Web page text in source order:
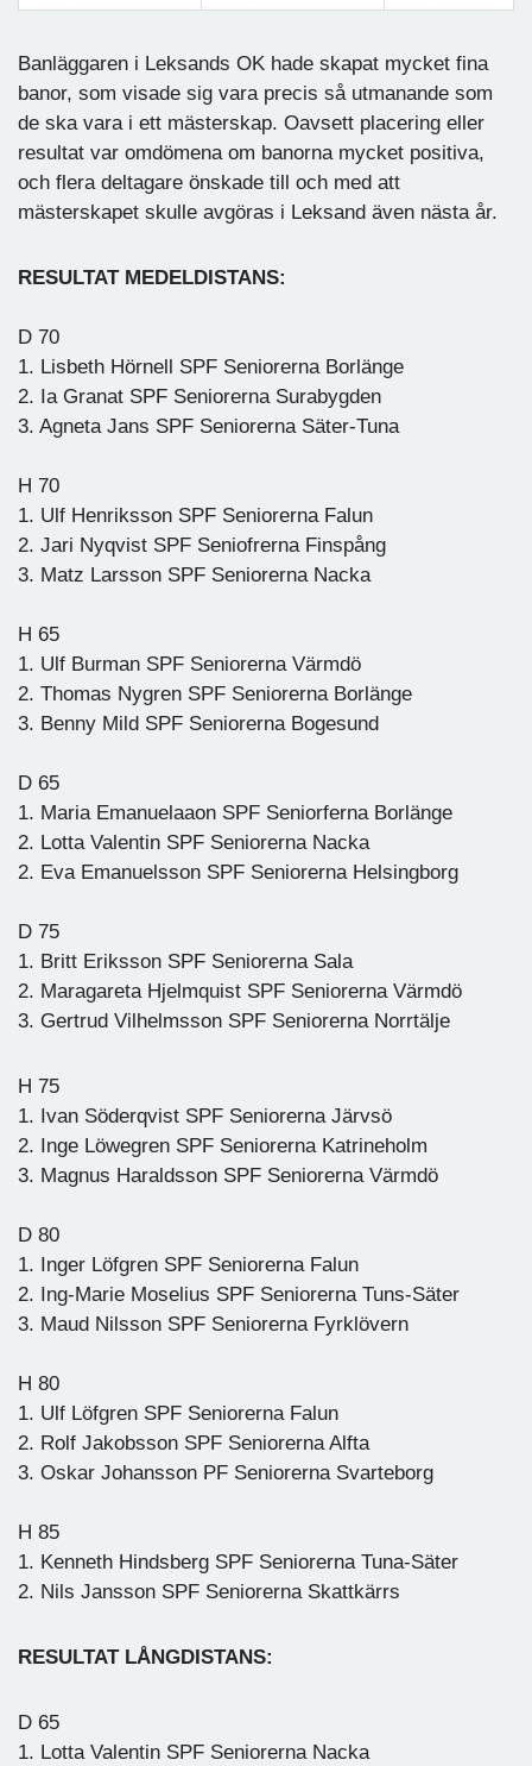
Banläggaren i Leksands OK hade skapat mycket fina
banor, som visade sig vara precis så utmanande som
de ska vara i ett mästerskap. Oavsett placering eller
resultat var omdömena om banorna mycket positiva,
och flera deltagare önskade till och med att
mästerskapet skulle avgöras i Leksand även nästa år.
RESULTAT MEDELDISTANS:
D 70
1. Lisbeth Hörnell SPF Seniorerna Borlänge
2. Ia Granat SPF Seniorerna Surabygden
3. Agneta Jans SPF Seniorerna Säter-Tuna
H 70
1. Ulf Henriksson SPF Seniorerna Falun
2. Jari Nyqvist SPF Seniofrerna Finspång
3. Matz Larsson SPF Seniorerna Nacka
H 65
1. Ulf Burman SPF Seniorerna Värmdö
2. Thomas Nygren SPF Seniorerna Borlänge
3. Benny Mild SPF Seniorerna Bogesund
D 65
1. Maria Emanuelaaon SPF Seniorferna Borlänge
2. Lotta Valentin SPF Seniorerna Nacka
2. Eva Emanuelsson SPF Seniorerna Helsingborg
D 75
1. Britt Eriksson SPF Seniorerna Sala
2. Maragareta Hjelmquist SPF Seniorerna Värmdö
3. Gertrud Vilhelmsson SPF Seniorerna Norrtälje
H 75
1. Ivan Söderqvist SPF Seniorerna Järvsö
2. Inge Löwegren SPF Seniorerna Katrineholm
3. Magnus Haraldsson SPF Seniorerna Värmdö
D 80
1. Inger Löfgren SPF Seniorerna Falun
2. Ing-Marie Moselius SPF Seniorerna Tuns-Säter
3. Maud Nilsson SPF Seniorerna Fyrklövern
H 80
1. Ulf Löfgren SPF Seniorerna Falun
2. Rolf Jakobsson SPF Seniorerna Alfta
3. Oskar Johansson PF Seniorerna Svarteborg
H 85
1. Kenneth Hindsberg SPF Seniorerna Tuna-Säter
2. Nils Jansson SPF Seniorerna Skattkärrs
RESULTAT LÅNGDISTANS:
D 65
1. Lotta Valentin SPF Seniorerna Nacka